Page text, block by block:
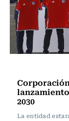
2030
La entidad